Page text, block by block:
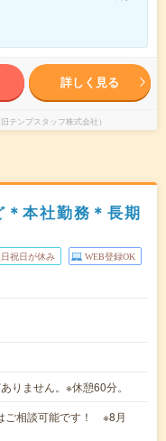
詳しく見る
ンプスタッフ株式会社）
本社勤務＊長期
日祝日が休み WEB登録OK
ません。※休憩60分。
ご相談可能です！ ※8月